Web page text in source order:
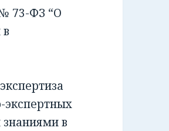
73-ФЗ “О
экспертных
в